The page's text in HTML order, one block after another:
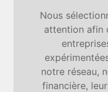
Nous
attention afin
notre réseau,
financière,